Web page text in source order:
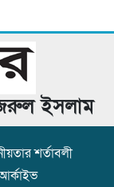
ইসলাম
শর্তাবলী